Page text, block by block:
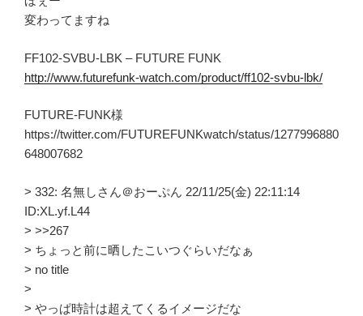
変わってますね
FF102-SVBU-LBK – FUTURE FUNK
http://www.futurefunk-watch.com/product/ff102-svbu-lbk/
FUTURE-FUNK様
https://twitter.com/FUTUREFUNKwatch/status/1277996880
648007682
> 332: 名無しさん＠おーぷん 22/11/25(金) 22:11:14
ID:XL.yf.L44
> >>267
> ちょっと前に晒したこいつぐらいだなぁ
> no title
>
> やっぱ時計は超えてくるイメージだな